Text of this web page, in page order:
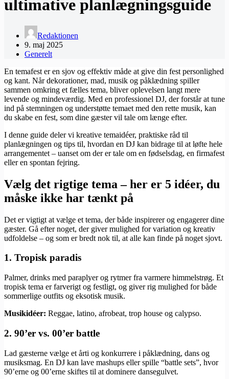
ultimative planlægningsguide
Redaktionen
9. maj 2025
Generelt
En temafest er en sjov og effektiv måde at give din fest personlighed
og kant. Når dekorationer, mad, musik og påklædning spiller
sammen omkring et fælles tema, bliver oplevelsen langt mere
levende og mindeværdig. Med en professionel DJ, der forstår at tune
ind på stemningen og understøtte temaet med den rette musik, kan
du skabe en fest, som dine gæster vil tale om længe efter.
I denne guide deler vi kreative temaidéer, praktiske råd til
planlægningen og tips til, hvordan en DJ kan bidrage til at løfte hele
arrangementet – uanset om der er tale om en fødselsdag, en firmafest
eller en spontan fejring.
Vælg det rigtige tema – her er 5 idéer, du
måske ikke har tænkt på
Det er vigtigt at vælge et tema, der både inspirerer og engagerer dine
gæster. Gå efter noget, der giver mulighed for variation og kreativ
udfoldelse – og som er bredt nok til, at alle kan finde på noget sjovt.
1. Tropisk paradis
Palmer, drinks med paraplyer og rytmer fra varmere himmelstrøg. Et
tropisk tema er farverigt og festligt, og giver rig mulighed for både
sommerlige outfits og eksotisk musik.
Musikidéer: Reggae, latino, afrobeat, trop house og calypso.
2. 90’er vs. 00’er battle
Lad gæsterne vælge et årti og konkurrere i påklædning, dans og
musiksmag. En DJ kan lave mashups eller spille “battle sets”, hvor
90’erne og 00’erne skiftes til at dominere dansegulvet.